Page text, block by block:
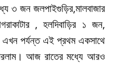
৩ জন জলপাইগুড়ির,মালবাজার
, হলদিবাড়ির ১ জন,
এখন পর্যন্ত এই প্রথম একসাথে
আজ রাতের মধ্যে আরও